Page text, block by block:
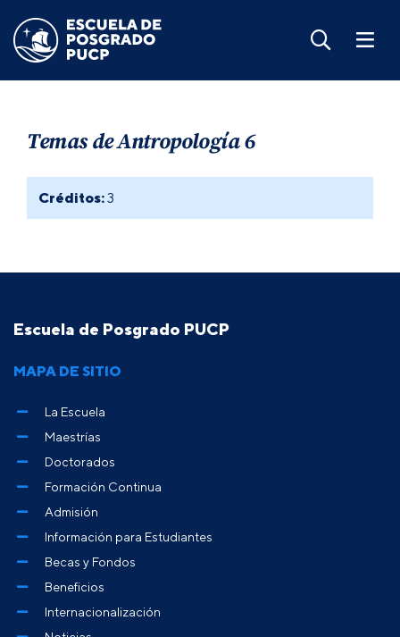
Temas de Antropología 6
Créditos:3
Escuela de Posgrado PUCP
MAPA DE SITIO
La Escuela
Maestrías
Doctorados
Formación Continua
Admisión
Información para Estudiantes
Becas y Fondos
Beneficios
Internacionalización